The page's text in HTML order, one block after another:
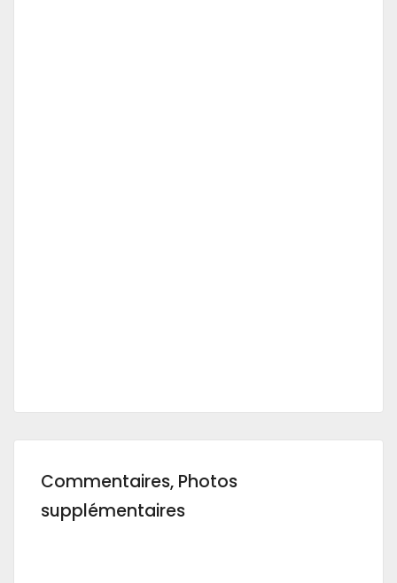
Commentaires, Photos
supplémentaires